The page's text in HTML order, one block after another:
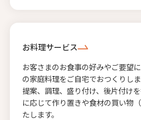
お料理サービス
お客さまのお食事の好みやご要望
の家庭料理をご自宅でおつくりし
提案、調理、盛り付け、後片付け
に応じて作り置きや食材の買い物
たします。